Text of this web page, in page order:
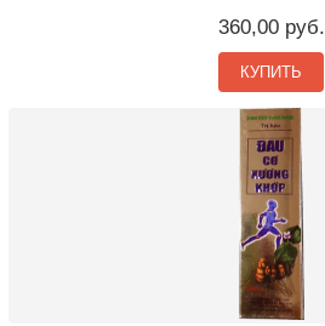
360,00 руб.
КУПИТЬ